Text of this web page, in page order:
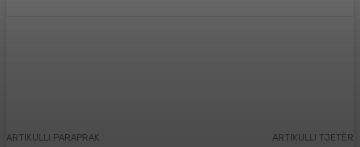
ARTIKULLI PARAPRAK ARTIKULLI TJETËR